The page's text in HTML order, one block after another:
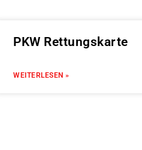
PKW Rettungskarte
WEITERLESEN »